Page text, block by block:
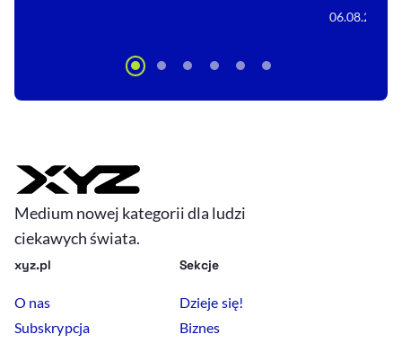
06.08.2026
Medium nowej kategorii dla ludzi
ciekawych świata.
xyz.pl
O nas
Subskrypcja
Sekcje
Dzieje się!
Biznes